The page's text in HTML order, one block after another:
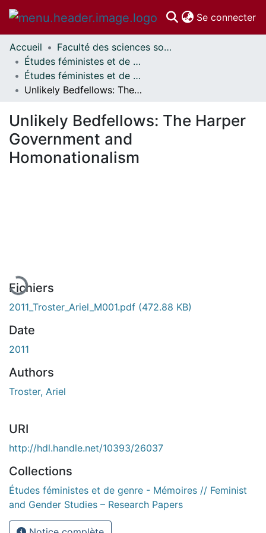
Se connecter
Communautés
et collections
Parcourir
Statistiques
À propos
Accueil
Faculté des sciences sociales // Faculty of Social Sciences
Études féministes et de genre // Feminist and Gender Studies
Études féministes et de genre - Mémoires // Feminist and Gender Studies – Research Papers
Unlikely Bedfellows: The Harper Government and Homonationalism
Unlikely Bedfellows: The Harper
Government and
Homonationalism
Fichiers
2011_Troster_Ariel_M001.pdf (472.88 KB)
Date
2011
Authors
Troster, Ariel
URI
http://hdl.handle.net/10393/26037
Collections
Études féministes et de genre - Mémoires // Feminist
and Gender Studies – Research Papers